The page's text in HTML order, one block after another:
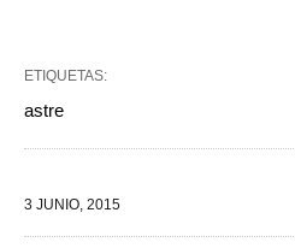
ETIQUETAS:
astre
3 JUNIO, 2015